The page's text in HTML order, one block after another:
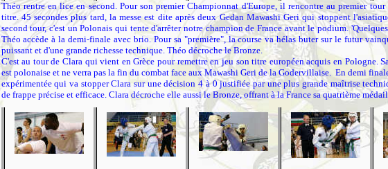
Théo rentre en lice en second. Pour son premier Championnat d'Europe, il rencontre au premier
titre. 45 secondes plus tard, la messe est dite après deux Gedan Mawashi Geri qui stoppent
second tour, c'est un Polonais qui tente d'arrêter notre champion de France avant le podium.
Théo accède à la demi-finale avec brio. Pour sa "première", la course va hélas buter sur le futur
puissant et d'une grande richesse technique. Théo décroche le Bronze.
C'est au tour de Clara qui vient en Grèce pour remettre en jeu son titre européen acquis en Pologne.
est polonaise et ne verra pas la fin du combat face aux Mawashi Geri de la Godervillaise. En demi
expérimentée qui va stopper Clara sur une décision 4 à 0 justifiée par une plus grande maîtrise
de frappe précise et efficace. Clara décroche elle aussi le Bronze, offrant à la France sa quatrième